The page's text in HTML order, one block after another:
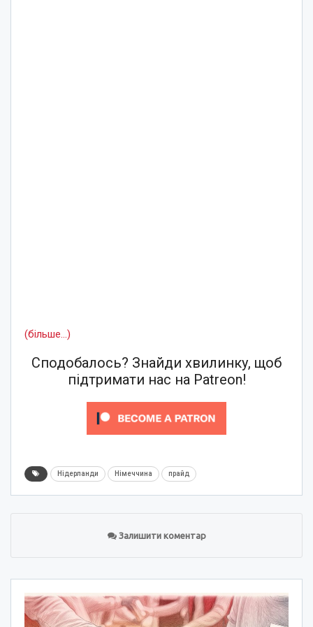
(більше…)
Сподобалось? Знайди хвилинку, щоб
підтримати нас на Patreon!
Нідерланди Німеччина прайд
Залишити коментар